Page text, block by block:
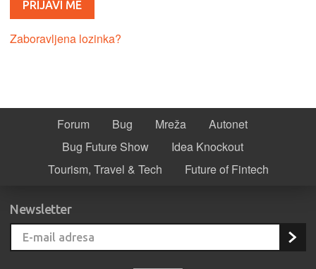
Zaboravljena lozinka?
Forum Bug Mreža
Autonet
Bug Future Show
Idea Knockout
Tourism, Travel & Tech
Future of Fintech
Newsletter